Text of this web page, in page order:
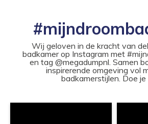
Wij geloven in de kracht van
badkamer op Instagram met
en tag @megadumpnl. Samen
inspirerende omgeving vol
badkamerstijlen. Doe je